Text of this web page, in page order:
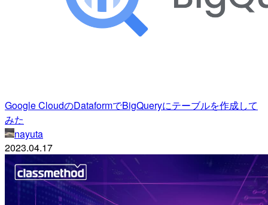
Google CloudのDataformでBigQueryにテーブルを作成して
みた
nayuta
2023.04.17